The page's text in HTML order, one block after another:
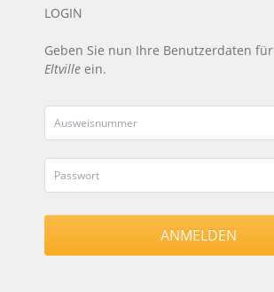
LOGIN
Geben Sie nun Ihre Benutzerdaten für
Eltville ein.